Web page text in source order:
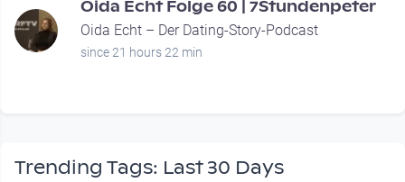
Oida Echt Folge 60 | 7Stundenpeter
Oida Echt – Der Dating-Story-Podcast
since 21 hours 22 min
Trending Tags: Last 30 Days